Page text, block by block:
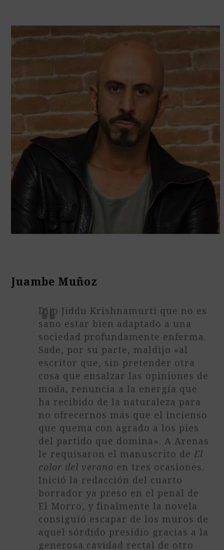
Juambe Muñoz
Dijo Jiddu Krishnamurti que no es
sano estar bien adaptado a una
sociedad profundamente enferma.
Sade, por su parte, maldijo «al
escritor que, sin pretender otra
cosa que ensalzar las opiniones de
moda, renuncia a la energía que
ha recibido de la naturaleza para
no ofrecernos más que el incienso
que quema con agrado a los pies
del partido que domina». A Arenas
le requisaron el manuscrito de El
color del verano en tres ocasiones.
Inició la redacción del cuarto
borrador ya preso en el penal de
El Morro, y finalmente la novela
consiguió escapar de los muros de
aquel sórdido presidio gracias a la
generosa cavidad rectal de otro